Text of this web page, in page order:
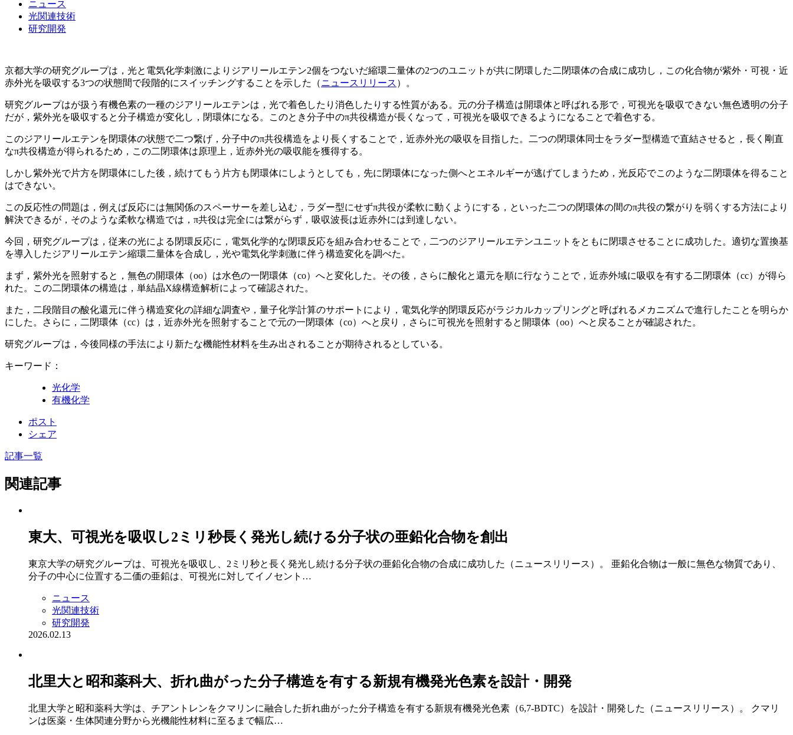
ニュース
光関連技術
研究開発
京都大学の研究グループは，光と電気化学刺激によりジアリールエテン2個をつないだ縮環二量体の2つのユニットが共に閉環した二閉環体の合成に成功し，この化合物が紫外・可視・近
赤外光を吸収する3つの状態間で段階的にスイッチングすることを示した（ニュースリリース ）。
研究グループはが扱う有機色素の一種のジアリールエテンは，光で着色したり消色したりする性質がある。元の分子構造は開環体と呼ばれる形で，可視光を吸収できない無色透明の分子
だが，紫外光を吸収すると分子構造が変化し，閉環体になる。このとき分子中のπ共役構造が長くなって，可視光を吸収できるようになることで着色する。
このジアリールエテンを閉環体の状態で二つ繋げ，分子中のπ共役構造をより長くすることで，近赤外光の吸収を目指した。二つの閉環体同士をラダー型構造で直結させると，長く剛直
なπ共役構造が得られるため，この二閉環体は原理上，近赤外光の吸収能を獲得する。
しかし紫外光で片方を閉環体にした後，続けてもう片方も閉環体にしようとしても，先に閉環体になった側へとエネルギーが逃げてしまうため，光反応でこのような二閉環体を得ること
はできない。
この反応性の問題は，例えば反応には無関係のスペーサーを差し込む，ラダー型にせずπ共役が柔軟に動くようにする，といった二つの閉環体の間のπ共役の繋がりを弱くする方法により
解決できるが，そのような柔軟な構造では，π共役は完全には繋がらず，吸収波長は近赤外には到達しない。
今回，研究グループは，従来の光による閉環反応に，電気化学的な閉環反応を組み合わせることで，二つのジアリールエテンユニットをともに閉環させることに成功した。適切な置換基
を導入したジアリールエテン縮環二量体を合成し，光や電気化学刺激に伴う構造変化を調べた。
まず，紫外光を照射すると，無色の開環体（oo）は水色の一閉環体（co）へと変化した。その後，さらに酸化と還元を順に行なうことで，近赤外域に吸収を有する二閉環体（cc）が得ら
れた。この二閉環体の構造は，単結晶X線構造解析によって確認された。
また，二段階目の酸化還元に伴う構造変化の詳細な調査や，量子化学計算のサポートにより，電気化学的閉環反応がラジカルカップリングと呼ばれるメカニズムで進行したことを明らか
にした。さらに，二閉環体（cc）は，近赤外光を照射することで元の一閉環体（co）へと戻り，さらに可視光を照射すると開環体（oo）へと戻ることが確認された。
研究グループは，今後同様の手法により新たな機能性材料を生み出されることが期待されるとしている。
キーワード：
光化学
有機化学
ポスト
シェア
記事一覧
関連記事
東大、可視光を吸収し2ミリ秒長く発光し続ける分子状の亜鉛化合物を創出
東京大学の研究グループは、可視光を吸収し、2ミリ秒と長く発光し続ける分子状の亜鉛化合物の合成に成功した（ニュースリリース）。 亜鉛化合物は一般に無色な物質であり、
分子の中心に位置する二価の亜鉛は、可視光に対してイノセント…
ニュース
光関連技術
研究開発
2026.02.13
北里大と昭和薬科大、折れ曲がった分子構造を有する新規有機発光色素を設計・開発
北里大学と昭和薬科大学は、チアントレンをクマリンに融合した折れ曲がった分子構造を有する新規有機発光色素（6,7-BDTC）を設計・開発した（ニュースリリース）。 クマリ
ンは医薬・生体関連分野から光機能性材料に至るまで幅広…